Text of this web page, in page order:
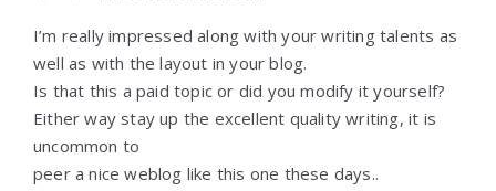
I’m really impressed along with your writing talents as
well as with the layout in your blog.
Is that this a paid topic or did you modify it yourself?
Either way stay up the excellent quality writing, it is
uncommon to
peer a nice weblog like this one these days..